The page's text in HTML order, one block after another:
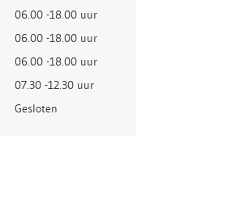
06.00 -18.00 uur
06.00 -18.00 uur
06.00 -18.00 uur
07.30 -12.30 uur
Gesloten